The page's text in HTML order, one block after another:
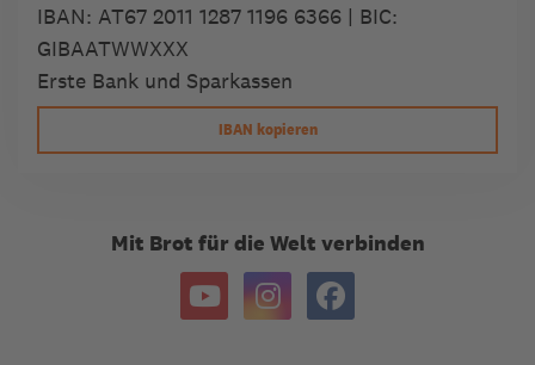
IBAN: AT67 2011 1287 1196 6366 | BIC:
GIBAATWWXXX
Erste Bank und Sparkassen
IBAN kopieren
Mit Brot für die Welt verbinden